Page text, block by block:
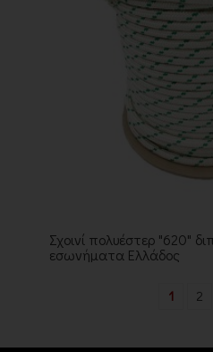
Σχοινί πολυέστερ "620"
εσωνήματα Ελλάδος
1 2